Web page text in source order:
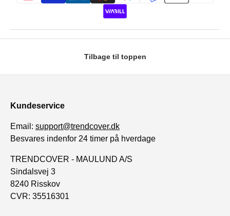
Tilbage til toppen
Kundeservice
Email: support@trendcover.dk
Besvares indenfor 24 timer på hverdage
TRENDCOVER - MAULUND A/S
Sindalsvej 3
8240 Risskov
CVR: 35516301